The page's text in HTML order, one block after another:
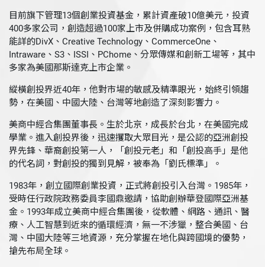
目前旗下管理13個創業投資基金，累計資產破10億美元，投資
400多家公司，創造超過100家上市及併購成功案例，包含耳熟
能詳的DivX、Creative Technology、CommerceOne、
Intraware、S3、ISSI、PChome、分眾傳媒和創新工場等，其中
多家為美國那斯達克上市企業。
縱橫創投界近40年，他對市場的敏感及精準眼光，始終引領趨
勢，在美國、中國大陸、台灣等地創造了深刻影響力。
美商中經合集團董事長。生於北京，成長於台北，在美國完成
學業。進入創投界後，迅速攫取大眾目光，是公認的亞洲創投
界先鋒、華裔創投第一人，「創投元老」和「創投高手」是他
的代名詞，對創投的獨到見解，被奉為「劉氏標準」。
1983年，創立國際創業投資，正式將創投引入台灣。1985年，
受時任行政院政務委員李國鼎邀請，協助創辦華登國際亞洲基
金。1993年成立美商中經合集團後，從軟體、網路、通訊、醫
療、人工智慧到近來的循環經濟，無一不涉獵，整合美國、台
灣、中國大陸等三地資源，充分掌握在地化與跨國境的優勢，
搶先布局全球。